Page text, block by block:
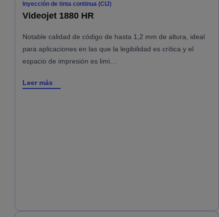
Inyección de tinta continua (CIJ)
Videojet 1880 HR
Notable calidad de código de hasta 1,2 mm de altura, ideal
para aplicaciones en las que la legibilidad es crítica y el
espacio de impresión es limi…
Leer más